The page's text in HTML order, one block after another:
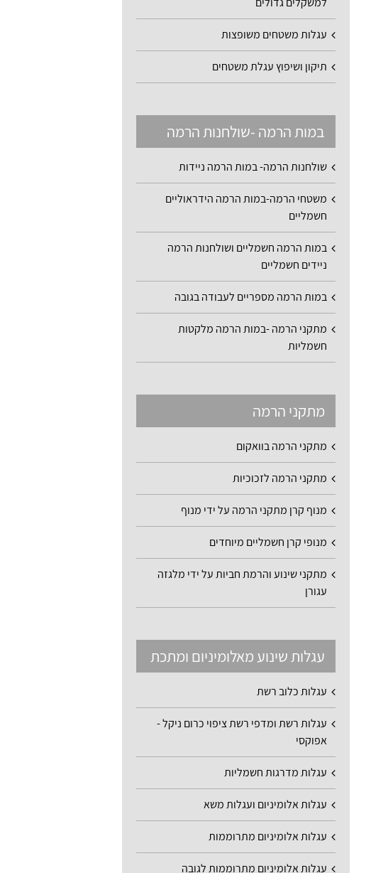
עגלות משטחים משופצות
תיקון ושיפוץ עגלת משטחים
במות הרמה -שולחנות הרמה
שולחנות הרמה- במות הרמה ניידות
משטחי הרמה-במות הרמה הידראוליים
חשמליים
במות הרמה חשמליים ושולחנות הרמה
ניידים חשמליים
במות הרמה מספריים לעבודה בגובה
מתקני הרמה -במות הרמה מלקטות
חשמליות
מתקני הרמה
מתקני הרמה בוואקום
מתקני הרמה לזכוכיות
מנוף קרן מתקני הרמה על ידי מנוף
מנופי קרן חשמליים מיוחדים
מתקני שינוע והרמת חביות על ידי מלגזה
עגורן
עגלות שינוע מאלומיניום ומתכת
עגלות כלוב רשת
עגלות רשת ומדפי רשת ציפוי כרום ניקל -
אפוקסי
עגלות מדרגות חשמליות
עגלות אלומיניום ועגלות משא
עגלות אלומיניום מתרוממות
עגלות אלומיניום מתרוממות לגובה